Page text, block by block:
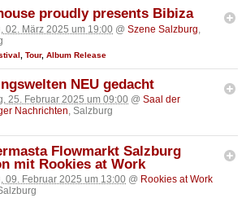
proudly presents Bibiza
02. März 2025 um 19:00 @ Szene Salzburg,
Tour, Album Release
NEU gedacht
25. Februar 2025 um 09:00 @ Saal der
Nachrichten, Salzburg
Flowmarkt Salzburg
mit Rookies at Work
09. Februar 2025 um 13:00 @ Rookies at Work